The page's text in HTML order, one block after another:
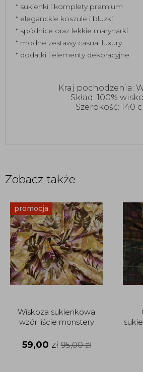
* sukienki i komplety premium
* eleganckie koszule i bluzki
* spódnice oraz lekkie marynarki
* modne zestawy casual luxury
* dodatki i elementy dekoracyjne
Kraj pochodzenia:
Skład: 100%
Szerokość: 140
Zobacz także
promocja
Wiskoza sukienkowa
wzór liście monstery
59,00 zł 95,00zł